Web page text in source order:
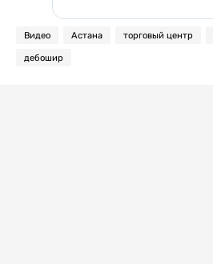
Видео Астана торговый центр
дебошир